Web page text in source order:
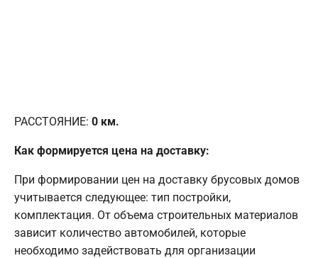
РАССТОЯНИЕ: 0 км.
Как формируется цена на доставку:
При формировании цен на доставку брусовых домов
учитывается следующее: тип постройки,
комплектация. От объема строительных материалов
зависит количество автомобилей, которые
необходимо задействовать для организации